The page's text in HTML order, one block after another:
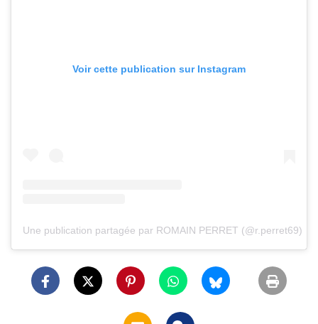
Voir cette publication sur Instagram
Une publication partagée par ROMAIN PERRET (@r.perret69)